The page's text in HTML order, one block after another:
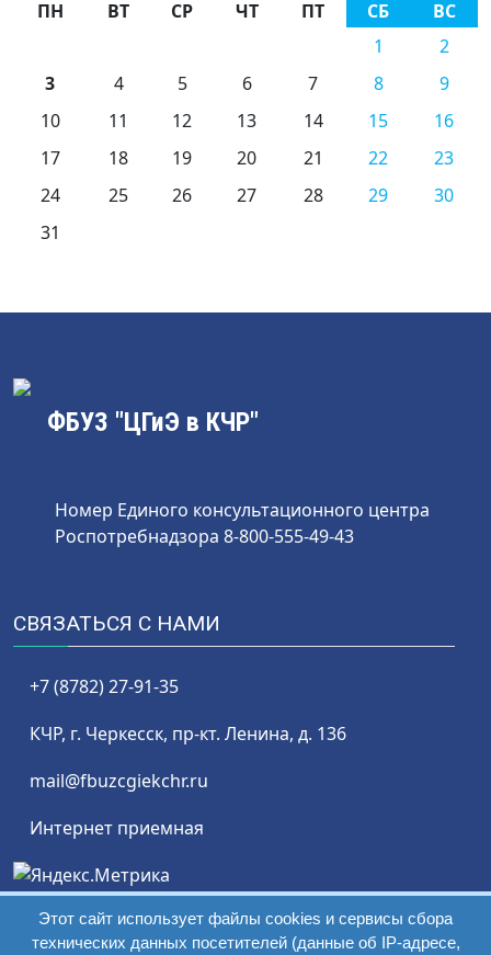
ПН
ВТ СР ЧТ ПТ СБ
ВС
1
2
3
4 5 6 7 8
9
10
11 12 13 14 15
16
17
18 19 20 21 22
23
24
25 26 27 28 29
30
31
Этот сайт использует файлы cookies и сервисы сбора
технических данных посетителей (данные об IP-адресе,
ФБУЗ "ЦГиЭ в КЧР"
Номер Единого консультационного центра
Роспотребнадзора 8-800-555-49-43
СВЯЗАТЬСЯ С НАМИ
+7 (8782) 27-91-35
КЧР, г. Черкесск, пр-кт. Ленина, д. 136
mail@fbuzcgiekchr.ru
Интернет приемная
СХЕМА ПРОЕЗДА